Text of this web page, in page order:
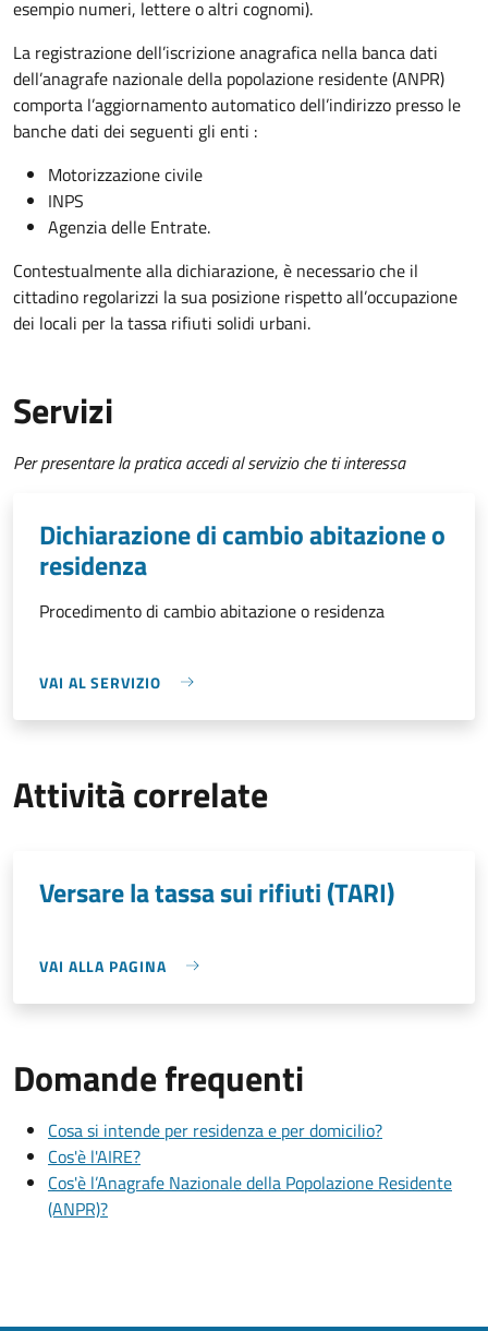
esempio numeri, lettere o altri cognomi).
La registrazione dell’iscrizione anagrafica nella banca dati
dell’anagrafe nazionale della popolazione residente (ANPR)
comporta l’aggiornamento automatico dell’indirizzo presso le
banche dati dei seguenti gli enti :
Motorizzazione civile
INPS
Agenzia delle Entrate.
Contestualmente alla dichiarazione, è necessario che il
cittadino regolarizzi la sua posizione rispetto all’occupazione
dei locali per la tassa rifiuti solidi urbani.
Servizi
Per presentare la pratica accedi al servizio che ti interessa
Dichiarazione di cambio abitazione o
residenza
Procedimento di cambio abitazione o residenza
VAI AL SERVIZIO
Attività correlate
Versare la tassa sui rifiuti (TARI)
VAI ALLA PAGINA
Domande frequenti
Cosa si intende per residenza e per domicilio?
Cos'è l'AIRE?
Cos'è l’Anagrafe Nazionale della Popolazione Residente
(ANPR)?